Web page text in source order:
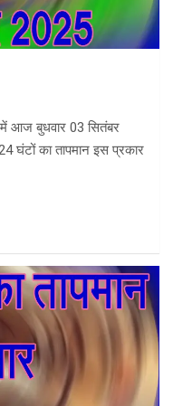
में आज बुधवार 03 सितंबर
घंटों का तापमान इस प्रकार